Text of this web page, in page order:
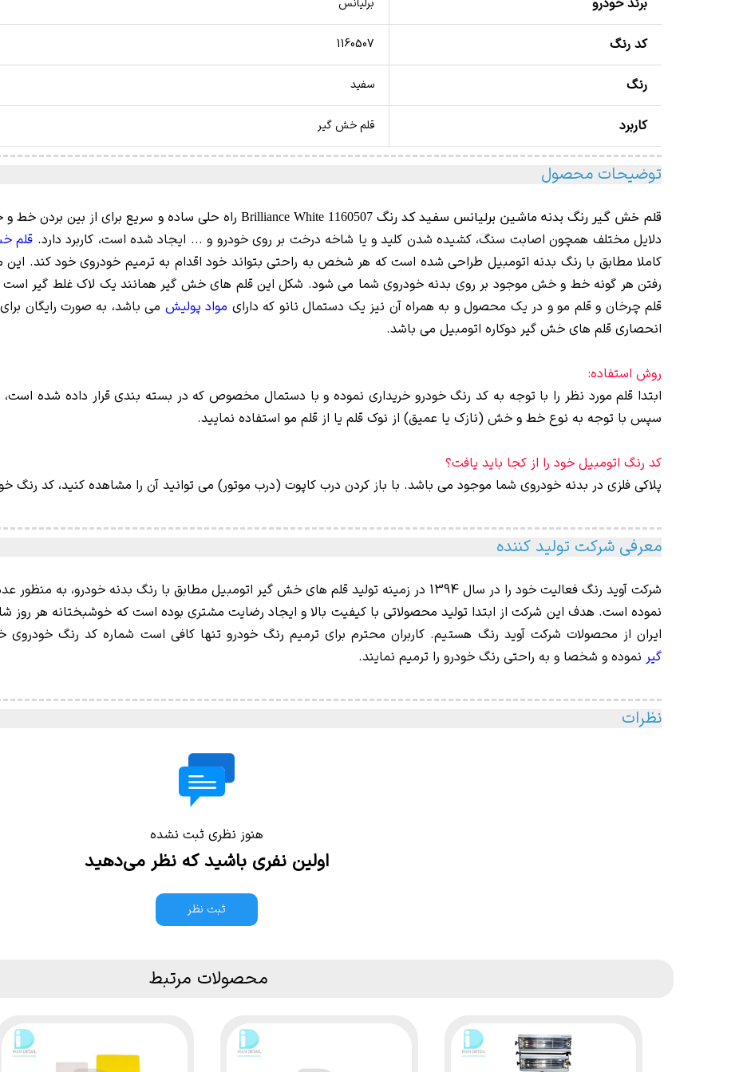
برند خودرو برلیانس
کد رنگ 1160507
رنگ سفید
کاربرد قلم خش گیر
توضیحات محصول
قلم خش گیر رنگ بدنه ماشین برلیانس سفید کد رنگ 1160507 Brilliance White
راه حلی ساده و سریع برای از بین بردن
دلایل مختلف همچون اصابت سنگ، کشیده شدن کلید و یا شاخه درخت بر روی خودرو و ... ایجاد شده است، کاربرد دارد. قلم
کاملا مطابق با رنگ بدنه اتومبیل طراحی شده است که هر شخص به راحتی بتواند خود اقدام به ترمیم خودروی خود کند. این
قلم چرخان و قلم مو و در یک محصول و به همراه آن نیز یک دستمال نانو که دارای مواد پولیش می باشد، به صورت رایگان
انحصاری قلم های خش گیر دوکاره اتومبیل می باشد.
روش استفاده:
ابتدا قلم مورد نظر را با توجه به کد رنگ خودرو خریداری نموده و با دستمال مخصوص که در بسته بندی قرار داده شده است،
سپس با توجه به نوع خط و خش (نازک یا عمیق) از نوک قلم یا از قلم مو استفاده نمایید.
کد رنگ اتومبیل خود را از کجا باید یافت؟
پلاکی فلزی در بدنه خودروی شما موجود می باشد. با باز کردن درب کاپوت (درب موتور) می توانید آن را مشاهده کنید، کد
معرفی شرکت تولید کننده
شرکت آوید رنگ فعالیت خود را در سال 1394 در زمینه تولید قلم های خش گیر اتومبیل مطابق با رنگ بدنه
نموده است. هدف این شرکت از ابتدا تولید محصولاتی با کیفیت بالا و ایجاد رضایت مشتری بوده است که خوشبختانه هر روز
ایران از محصولات شرکت آوید رنگ هستیم. کاربران محترم برای ترمیم رنگ خودرو تنها کافی است شماره کد رنگ خودروی
گیر نموده و شخصا و به راحتی رنگ خودرو را ترمیم نمایند.
نظرات
هنوز نظری ثبت نشده
اولین نفری باشید که نظر می‌دهید
ثبت نظر
محصولات مرتبط